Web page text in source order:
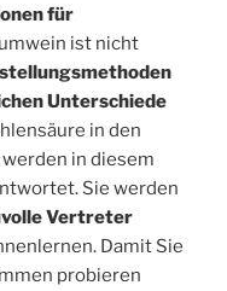
für
ist nicht
Unterschiede
in den
in diesem
Sie werden
Vertreter
Damit Sie
probieren